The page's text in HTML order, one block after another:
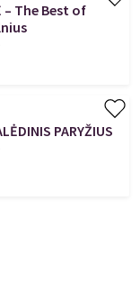
– The Best of
PARYŽIUS